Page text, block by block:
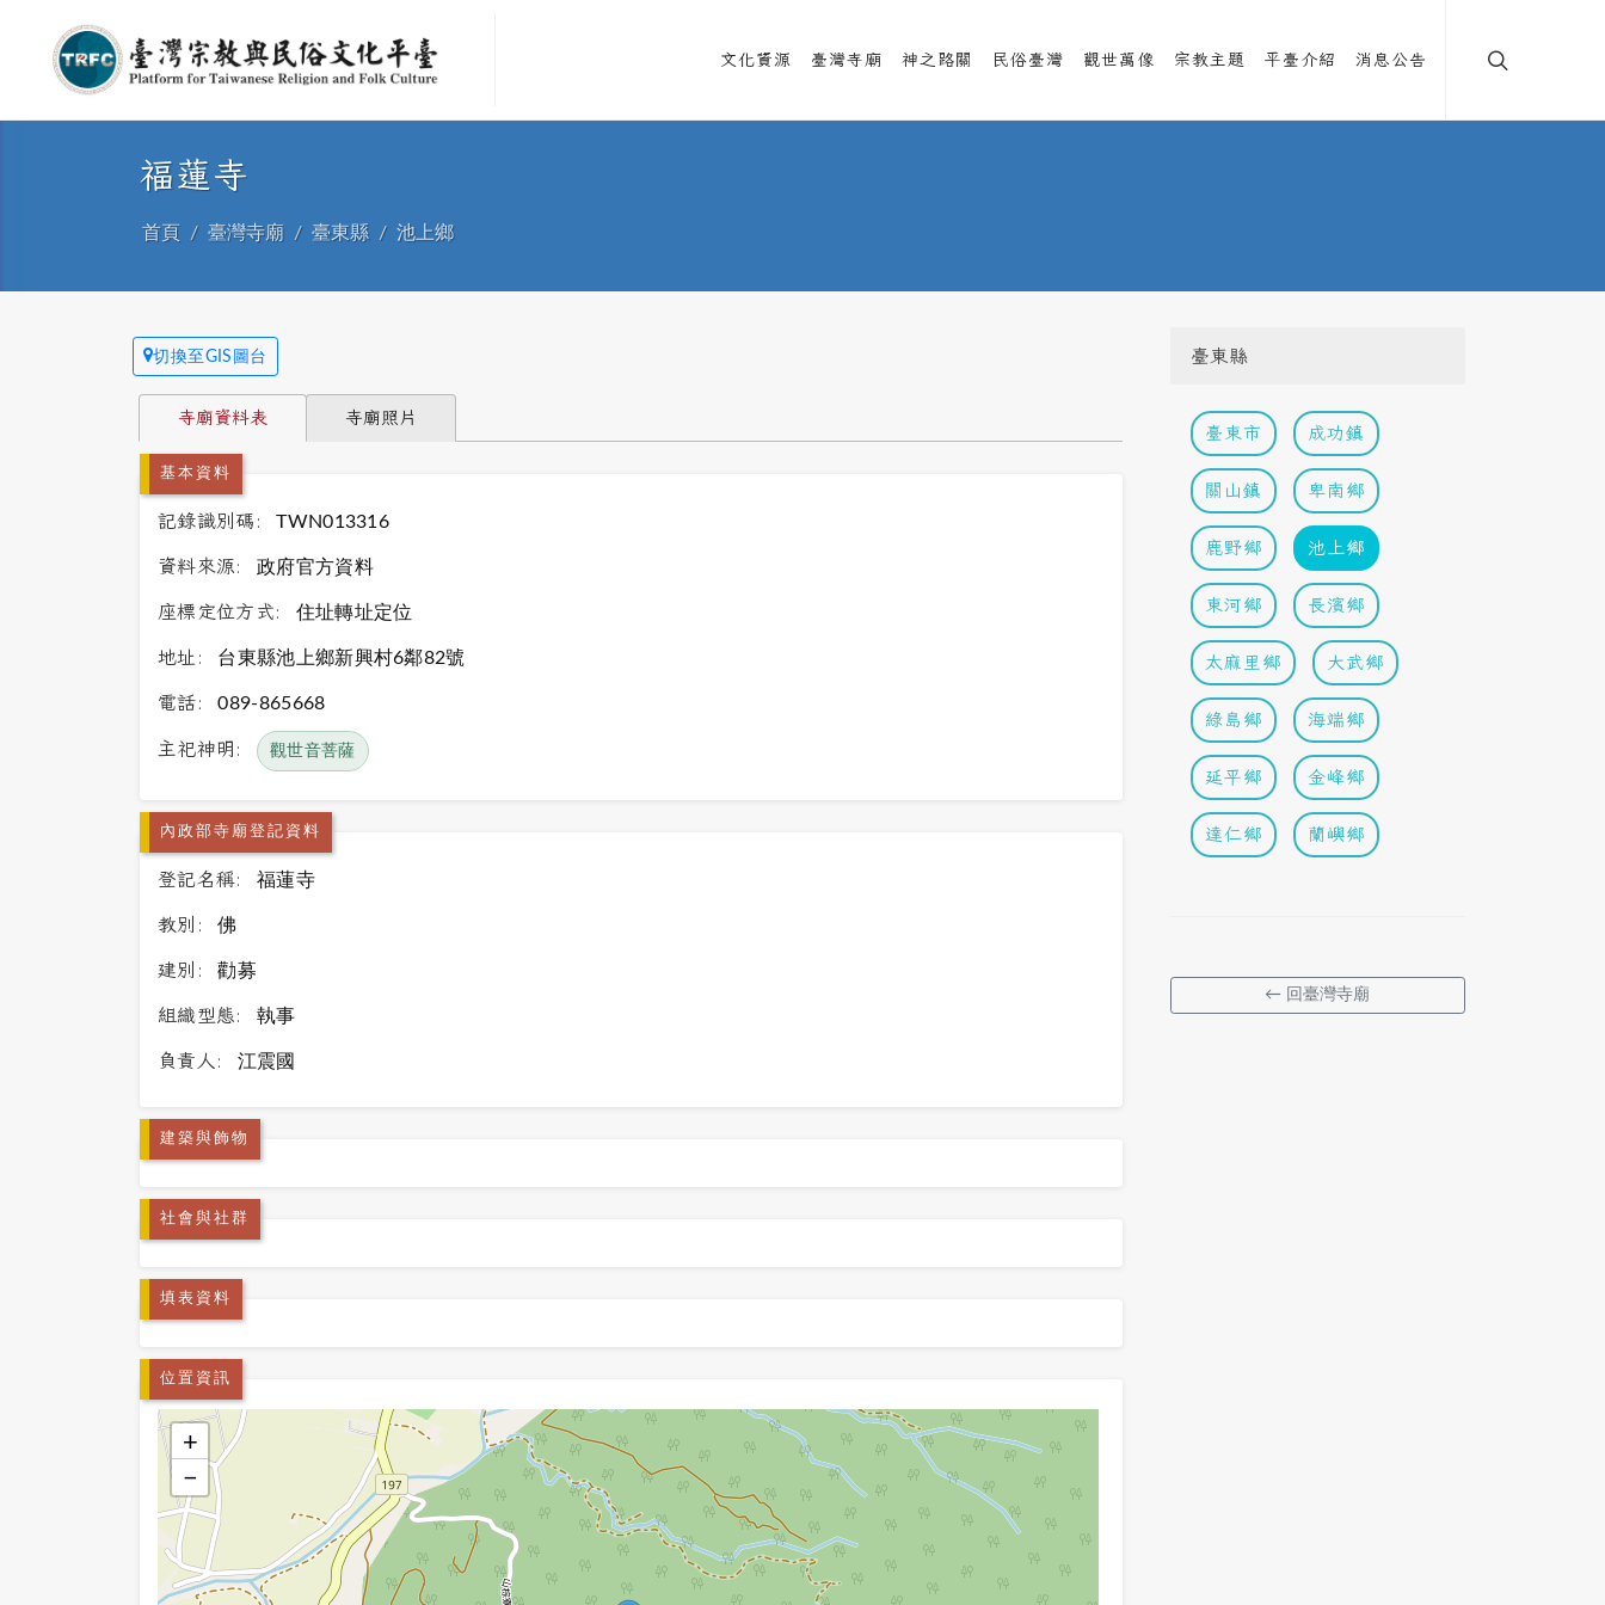
文化資源 臺灣寺廟 神之路關 民俗臺灣 觀世萬像 宗教主題 平臺介紹 消息公告
福蓮寺
首頁 臺灣寺廟 臺東縣 池上鄉
切換至GIS圖台
寺廟資料表 寺廟照片
基本資料
記錄識別碼: TWN013316
資料來源: 政府官方資料
座標定位方式: 住址轉址定位
地址: 台東縣池上鄉新興村6鄰82號
電話: 089-865668
主祀神明: 觀世音菩薩
內政部寺廟登記資料
登記名稱: 福蓮寺
教別: 佛
建別: 勸募
組織型態: 執事
負責人: 江震國
建築與飾物
社會與社群
填表資料
位置資訊
+
−
臺東縣
臺東市 成功鎮
關山鎮 卑南鄉
鹿野鄉 池上鄉
東河鄉 長濱鄉
太麻里鄉 大武鄉
綠島鄉 海端鄉
延平鄉 金峰鄉
達仁鄉 蘭嶼鄉
← 回臺灣寺廟